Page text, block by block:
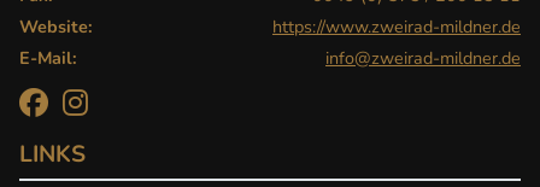
Website:
https://www.zweirad-mildner.de
E-Mail:
info@zweirad-mildner.de
LINKS